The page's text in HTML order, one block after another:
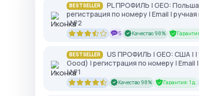
BESTSELLER
PL ПРОФИЛЬ | GEO:
регистрация по номеру | Email |
| №2
5 Качество 98%
BESTSELLER
US ПРОФИЛЬ | GEO: США |
Good) | регистрация по номеру |
| №1
Качество 98% Гарантия: 1 д.